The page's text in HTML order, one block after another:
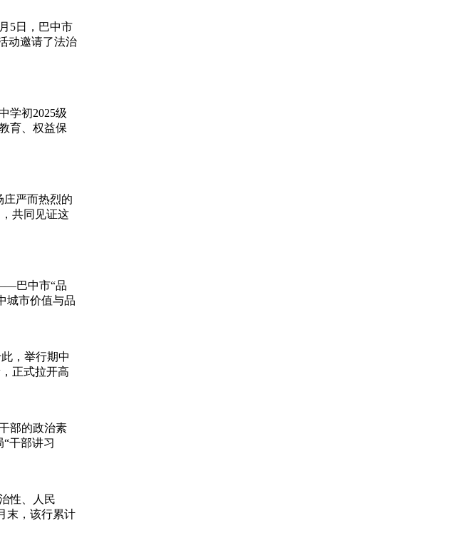
5日，巴中市
动邀请了法治
学初2025级
育、权益保
严而热烈的
共同见证这
巴中市“品
城市价值与品
，举行期中
正式拉开高
部的政治素
干部讲习
性、人民
末，该行累计